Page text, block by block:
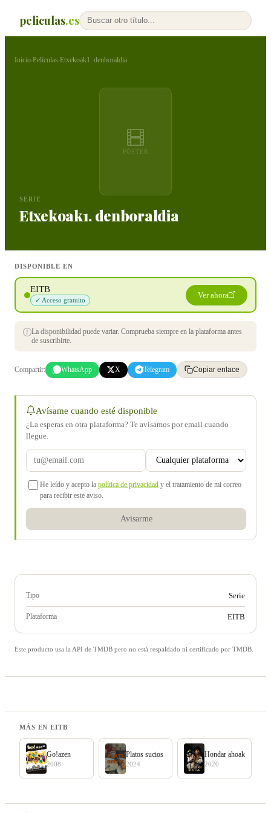
peliculas.es
Inicio›Películas›Etxekoak1. denboraldia
PÓSTER
SERIE
Etxekoak1. denboraldia
DISPONIBLE EN
EITB
✓ Acceso gratuito
Ver ahora
La disponibilidad puede variar. Comprueba siempre en la plataforma antes
de suscribirte.
Compartir: WhatsApp X Telegram Copiar enlace
Avísame cuando esté disponible
¿La esperas en otra plataforma? Te avisamos por email cuando
llegue.
He leído y acepto la política de privacidad y el tratamiento de mi correo
para recibir este aviso.
Avisarme
Tipo Serie
Plataforma EITB
Este producto usa la API de TMDB pero no está respaldado ni certificado por TMDB.
MÁS EN EITB
Go!azen
2008
Platos sucios
2024
Hondar ahoak
2020